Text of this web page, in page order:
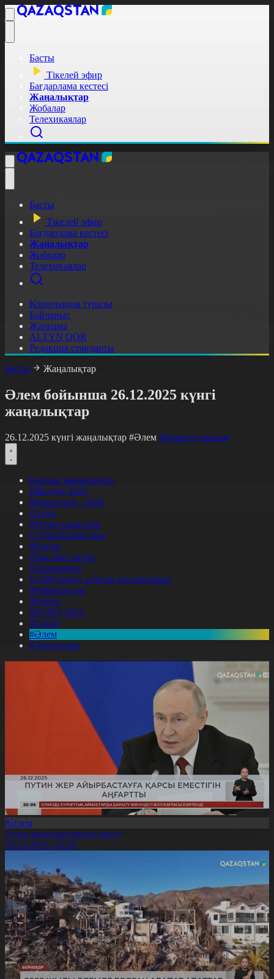
Басты
Тікелей эфир
Бағдарлама кестесі
Жаңалықтар
Жобалар
Телехикаялар
Басты
Тікелей эфир
Бағдарлама кестесі
Жаңалықтар
Жобалар
Телехикаялар
Корпорация туралы
Байланыс
Жарнама
ALTYN QOR
Редакция стандарты
Басты
Жаңалықтар
Әлем бойынша 26.12.2025 күнгі
жаңалықтар
26.12.2025 күнгі жаңалықтар #Әлем Фильтрді тазалау
Барлық жаңалықтар
#Жолдау 2025
#Құрылтай - 2026
#Апта
#Ресми оқиғалар
#«Таза Қазақстан»
#Қоғам
#Заң мен тәртіп
#Экономика
#«100 кітап» ұлттық сауалнамасы
#Референдум
#Оқиға
#EURO 2024
#Спорт
#Әлем
#Денсаулық
#Әлем
Әлем жаңалықтарына шолу
26.12.2025, 20:58